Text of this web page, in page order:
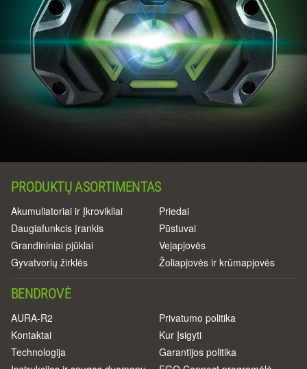
PRODUKTŲ ASORTIMENTAS
Akumuliatoriai ir Įkrovikliai
Daugiafunkcis įrankis
Grandininiai pjūklai
Gyvatvorių žirklės
Priedai
Pūstuvai
Vejapjovės
Žoliapjovės ir krūmapjovės
BENDROVĖ
AURA-R2
Kontaktai
Technologija
Privatumo politika
Kur Įsigyti
Garantijos politika